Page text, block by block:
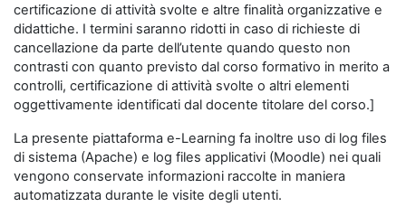
certificazione di attività svolte e altre finalità organizzative e
didattiche. I termini saranno ridotti in caso di richieste di
cancellazione da parte dell’utente quando questo non
contrasti con quanto previsto dal corso formativo in merito a
controlli, certificazione di attività svolte o altri elementi
oggettivamente identificati dal docente titolare del corso.]
La presente piattaforma e-Learning fa inoltre uso di log files
di sistema (Apache) e log files applicativi (Moodle) nei quali
vengono conservate informazioni raccolte in maniera
automatizzata durante le visite degli utenti.